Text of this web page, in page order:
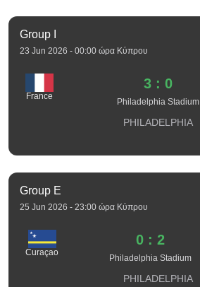
Group I
23 Jun 2026 - 00:00 ώρα Κύπρου
France
3 : 0
Philadelphia Stadium
PHILADELPHIA
Group E
25 Jun 2026 - 23:00 ώρα Κύπρου
Curaçao
0 : 2
Philadelphia Stadium
PHILADELPHIA